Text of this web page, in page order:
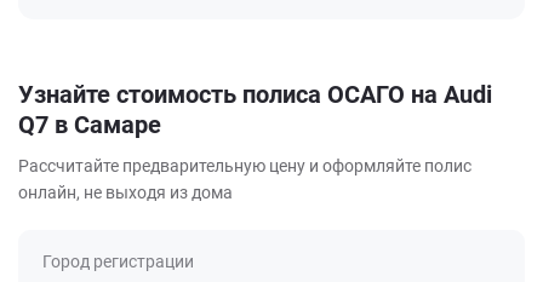
Узнайте стоимость полиса ОСАГО на Audi
Q7 в Самаре
Рассчитайте предварительную цену и оформляйте полис
онлайн, не выходя из дома
Город регистрации